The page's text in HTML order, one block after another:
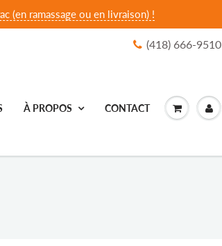
(en ramassage ou en livraison) !
(418) 666-9510
À PROPOS CONTACT